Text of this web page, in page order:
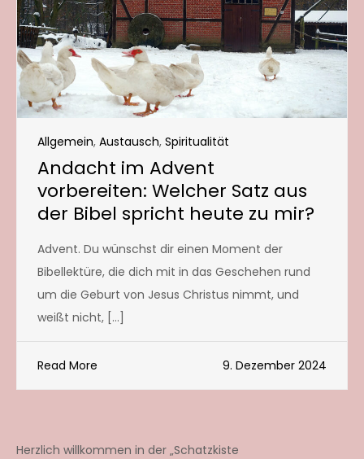
Allgemein, Austausch, Spiritualität
Andacht im Advent
vorbereiten: Welcher Satz aus
der Bibel spricht heute zu mir?
Advent. Du wünschst dir einen Moment der
Bibellektüre, die dich mit in das Geschehen rund
um die Geburt von Jesus Christus nimmt, und
weißt nicht, […]
Read More 9. Dezember 2024
Herzlich willkommen in der „Schatzkiste